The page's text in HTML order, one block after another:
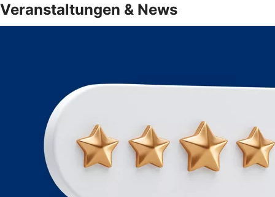
Veranstaltungen & News